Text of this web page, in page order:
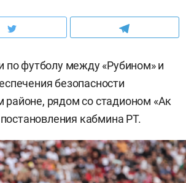
по футболу между «Рубином» и
безопасности
районе, рядом со стадионом «Ак
кабмина РТ.